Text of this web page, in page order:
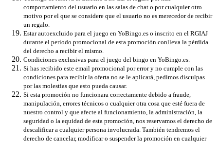
comportamiento del usuario en las salas de chat o por cualquier otro
motivo por el que se considere que el usuario no es merecedor de recibir
un regalo.
Estar autoexcluido para el juego en YoBingo.es o inscrito en el RGIAJ
durante el periodo promocional de esta promoción conlleva la pérdida
del derecho a recibir el mismo.
Condiciones exclusivas para el juego del bingo en YoBingo.es.
Si has recibido este email promocional por error y no cumple con las
condiciones para recibir la oferta no se le aplicará, pedimos disculpas
por las molestias que esto pueda causar.
Si esta promoción no funcionara correctamente debido a fraude,
manipulación, errores técnicos o cualquier otra cosa que esté fuera de
nuestro control y que afecte al funcionamiento, la administración, la
seguridad o la equidad de esta promoción, nos reservamos el derecho de
descalificar a cualquier persona involucrada. También tendremos el
derecho de cancelar, modificar o suspender la promoción en cualquier